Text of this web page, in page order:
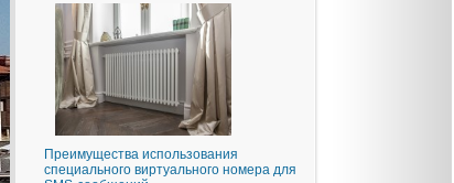
Преимущества использования
специального виртуального номера для